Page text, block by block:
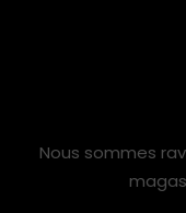
Nous sommes